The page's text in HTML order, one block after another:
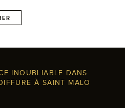
INOUBLIABLE DANS
À SAINT MALO